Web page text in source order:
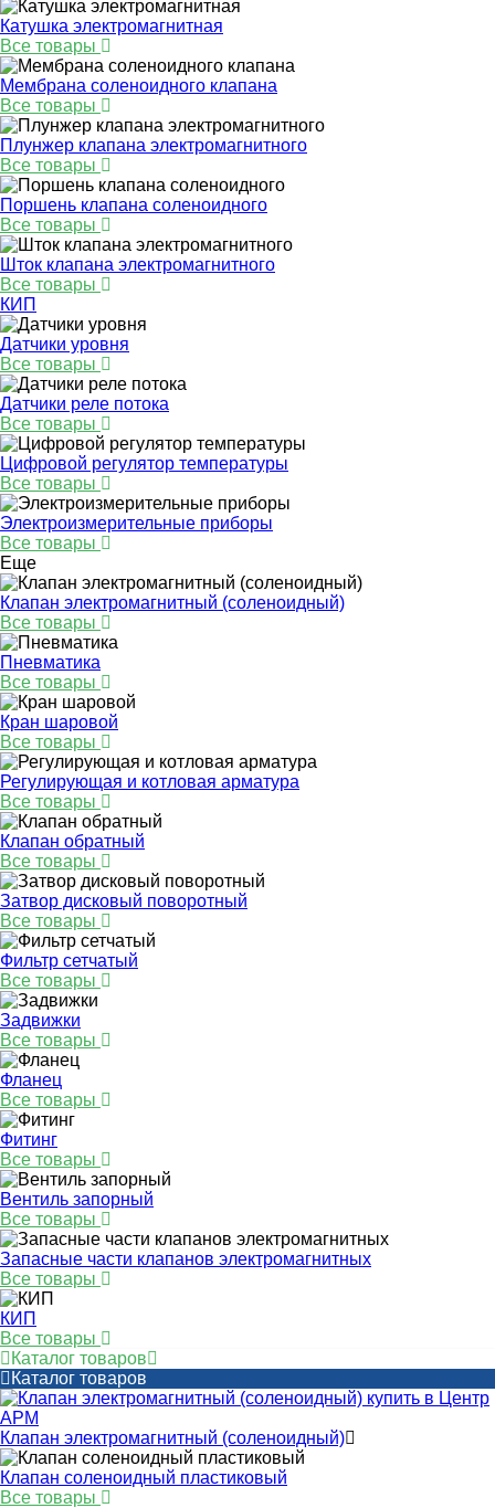
Катушка электромагнитная
Все товары
Мембрана соленоидного клапана
Все товары
Плунжер клапана электромагнитного
Все товары
Поршень клапана соленоидного
Все товары
Шток клапана электромагнитного
Все товары
КИП
Датчики уровня
Все товары
Датчики реле потока
Все товары
Цифровой регулятор температуры
Все товары
Электроизмерительные приборы
Все товары
Еще
Клапан электромагнитный (соленоидный)
Все товары
Пневматика
Все товары
Кран шаровой
Все товары
Регулирующая и котловая арматура
Все товары
Клапан обратный
Все товары
Затвор дисковый поворотный
Все товары
Фильтр сетчатый
Все товары
Задвижки
Все товары
Фланец
Все товары
Фитинг
Все товары
Вентиль запорный
Все товары
Запасные части клапанов электромагнитных
Все товары
КИП
Все товары
Каталог товаров
Каталог товаров
Клапан электромагнитный (соленоидный)
Клапан соленоидный пластиковый
Все товары